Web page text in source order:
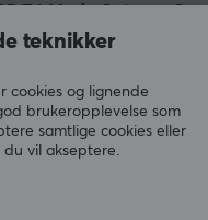
Tri-Mode Gateron G
3.0 Brown
kr (1889 kr)
teknikker
cookies og lignende
brukeropplevelse som
samtlige cookies eller
vil akseptere.